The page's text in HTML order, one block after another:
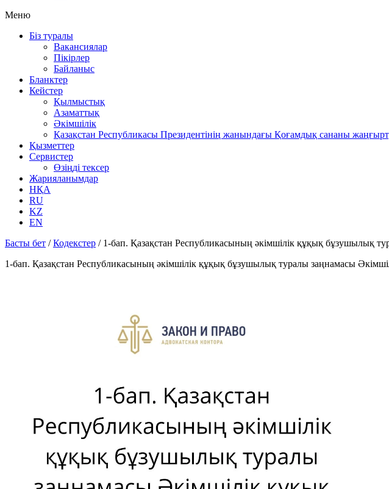
Меню
Біз туралы
Вакансиялар
Пікірлер
Байланыс
Бланктер
Кейстер
Қылмыстық
Азаматтық
Әкімшілік
Қазақстан Республикасы Президентінің жанындағы Қоғамдық сананы
Қызметтер
Сервистер
Өзіңді тексер
Жарияланымдар
НҚА
RU
KZ
EN
Басты бет /Кодекстер / 1-бап. Қазақстан Республикасының әкiмшiлiк құқық бұзушылық
1-бап. Қазақстан Республикасының әкiмшiлiк құқық бұзушылық туралы заңнамасы